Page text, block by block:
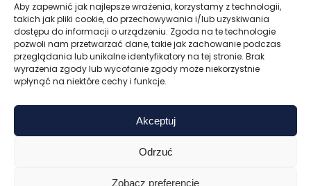
Aby zapewnić jak najlepsze wrażenia, korzystamy z technologii,
takich jak pliki cookie, do przechowywania i/lub uzyskiwania
dostępu do informacji o urządzeniu. Zgoda na te technologie
pozwoli nam przetwarzać dane, takie jak zachowanie podczas
przeglądania lub unikalne identyfikatory na tej stronie. Brak
wyrażenia zgody lub wycofanie zgody może niekorzystnie
wpłynąć na niektóre cechy i funkcje.
Akceptuj
Odrzuć
Zobacz preferencje
OSTATNIE POSTY
RODOREGULAMINPOLITYKA PRYWATNOŚCI
Certyfikat SSL
Zaufany sprzedawca
Sprawdź opinie